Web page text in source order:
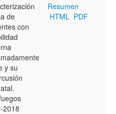
de
con
y su
2018
Resumen
HTML PDF